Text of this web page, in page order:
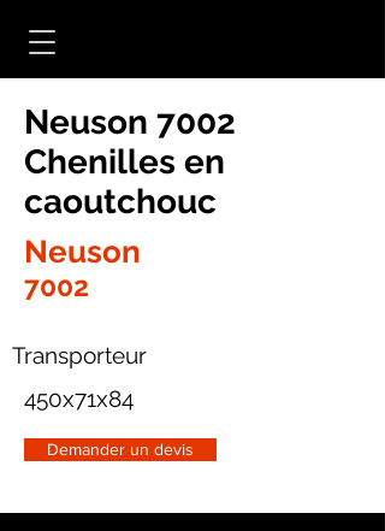
Neuson 7002
Chenilles en
caoutchouc
Neuson
7002
Transporteur
450x71x84
Demander un devis